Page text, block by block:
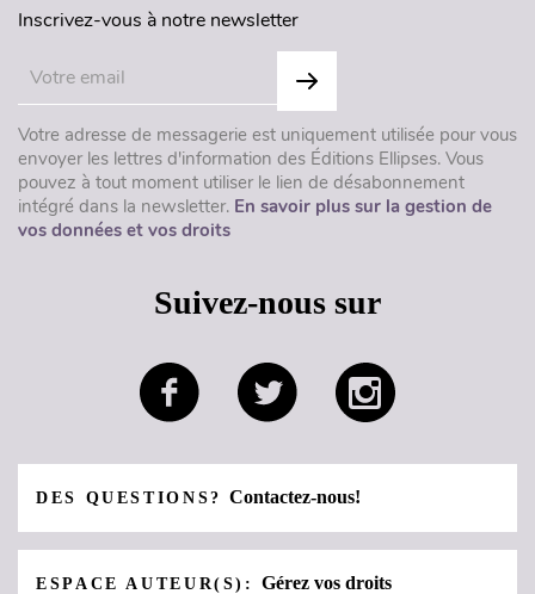
Inscrivez-vous à notre newsletter
Votre adresse de messagerie est uniquement utilisée pour vous
envoyer les lettres d'information des Éditions Ellipses. Vous
pouvez à tout moment utiliser le lien de désabonnement
intégré dans la newsletter. En savoir plus sur la gestion de
vos données et vos droits
Suivez-nous sur
DES QUESTIONS?Contactez-nous!
ESPACE AUTEUR(S):Gérez vos droits